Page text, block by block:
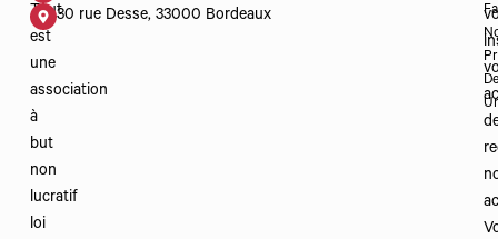
Tout
est
une
association
à
but
non
lucratif
loi
30 rue Desse, 33000 Bordeaux